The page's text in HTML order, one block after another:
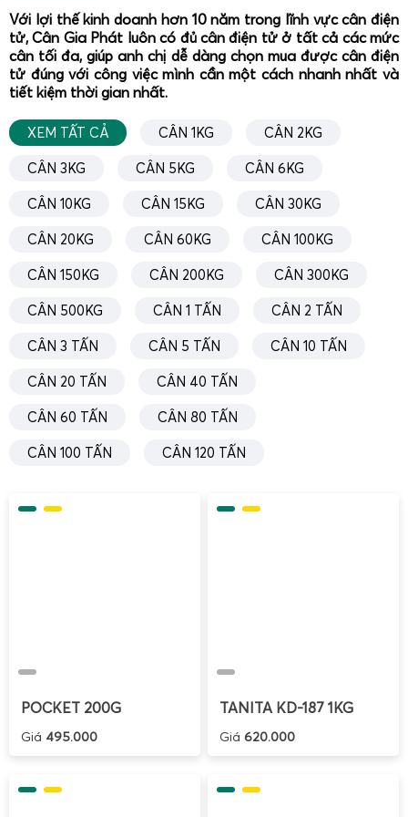
chống bụi, chống nước, phù hợp môi trường ẩm, nhiều
hóa chất, nhiều bụi.
Màn hình cân(indicator) đa chức năng, hỗ trợ kết
nối máy in, máy tính, phần mềm quản lý dữ liệu cân,
Có thể lắp đặt
dạng nổi trên nềnhoặcdạng âm nền
với hố cân, thuận tiện cho xe nâng, xe đẩy hàng lên
Đối với các ứng dụngcân bao jumbo thức ăn chăn nuôi,
cân thành phẩm đóng bao, cân pallet hàng xuất khẩu
hướng, khung chặn, giá đỡ bao jumbo, cổng bảo vệ
đảm bảo an toàn và tăng tốc độ thao tác. Hệ thống cân
hệ thống đóng bao tự độngđể hình thành dây chuyền
cân – đóng gói đồng bộ.
Cân điện tử cân heo 2 tấn và cân điện tử cân bò 2
di chuyển.
Với lợi thế kinh doanh hơn 10 năm trong lĩnh vực cân điện
tử, Cân Gia Phát luôn có đủ cân điện tử ở tất cả các mức
cân tối đa, giúp anh chị dễ dàng chọn mua được cân điện
tử đúng với công việc mình cần một cách nhanh nhất và
tiết kiệm thời gian nhất.
XEM TẤT CẢ CÂN 1KG CÂN 2KG
CÂN 3KG CÂN 5KG CÂN 6KG
CÂN 10KG CÂN 15KG CÂN 30KG
CÂN 20KG CÂN 60KG CÂN 100KG
CÂN 150KG CÂN 200KG CÂN 300KG
CÂN 500KG CÂN 1 TẤN CÂN 2 TẤN
CÂN 3 TẤN CÂN 5 TẤN CÂN 10 TẤN
CÂN 20 TẤN CÂN 40 TẤN
CÂN 60 TẤN CÂN 80 TẤN
CÂN 100 TẤN CÂN 120 TẤN
POCKET 200G
Giá 495.000
TANITA KD-187 1KG
Giá 620.000